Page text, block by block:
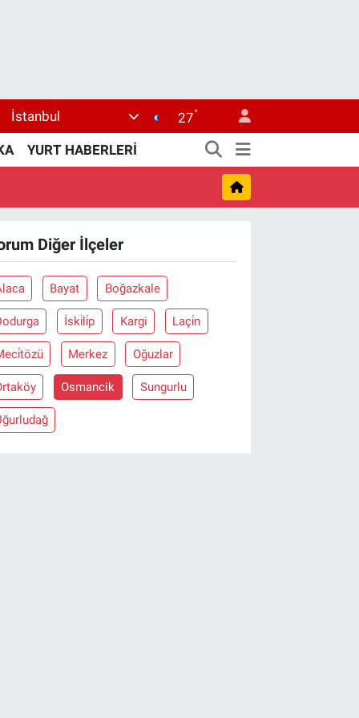
İstanbul 27°
YURT HABERLERİ
Diğer İlçeler
Bayat Boğazkale
İski̇li̇p Kargi Laçi̇n
Merkez Oğuzlar
Osmancik Sungurlu